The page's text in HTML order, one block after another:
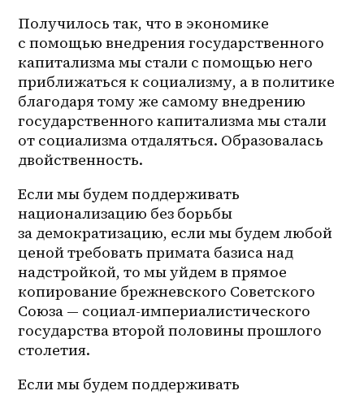
Получилось так, что в экономике
с помощью внедрения государственного
капитализма мы стали с помощью него
приближаться к социализму, а в политике
благодаря тому же самому внедрению
государственного капитализма мы стали
от социализма отдаляться. Образовалась
двойственность.
Если мы будем поддерживать
национализацию без борьбы
за демократизацию, если мы будем любой
ценой требовать примата базиса над
надстройкой, то мы уйдем в прямое
копирование брежневского Советского
Союза — социал-империалистического
государства второй половины прошлого
столетия.
Если мы будем поддерживать